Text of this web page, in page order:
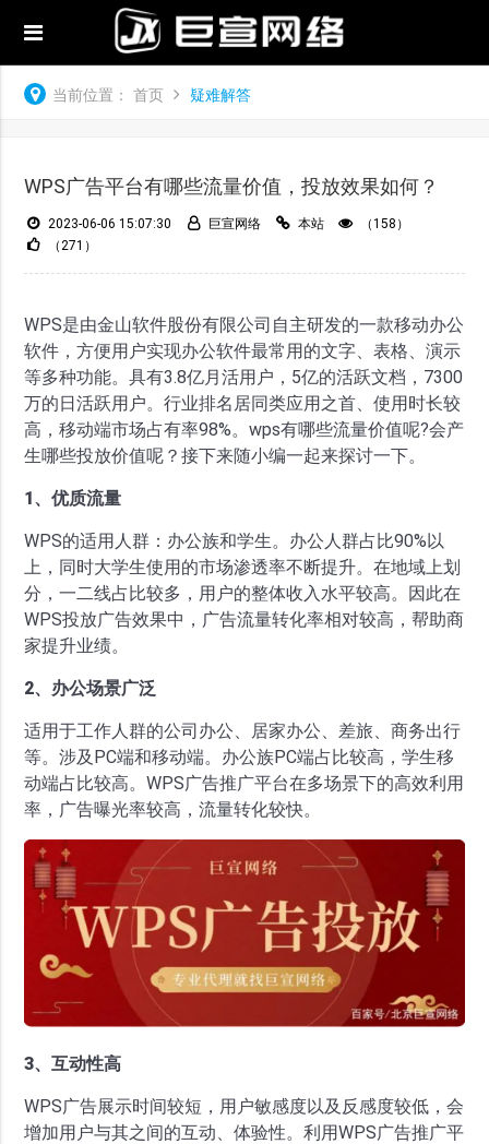
当前位置： 首页 疑难解答
WPS广告平台有哪些流量价值，投放效果如何？
2023-06-06 15:07:30 巨宣网络 本站
（158）
（271）
WPS是由金山软件股份有限公司自主研发的一款移动办公
软件，方便用户实现办公软件最常用的文字、表格、演示
等多种功能。具有3.8亿月活用户，5亿的活跃文档，7300
万的日活跃用户。行业排名居同类应用之首、使用时长较
高，移动端市场占有率98%。wps有哪些流量价值呢?会产
生哪些投放价值呢？接下来随小编一起来探讨一下。
1、优质流量
WPS的适用人群：办公族和学生。办公人群占比90%以
上，同时大学生使用的市场渗透率不断提升。在地域上划
分，一二线占比较多，用户的整体收入水平较高。因此在
WPS投放广告效果中，广告流量转化率相对较高，帮助商
家提升业绩。
2、办公场景广泛
适用于工作人群的公司办公、居家办公、差旅、商务出行
等。涉及PC端和移动端。办公族PC端占比较高，学生移
动端占比较高。WPS广告推广平台在多场景下的高效利用
率，广告曝光率较高，流量转化较快。
3、互动性高
WPS广告展示时间较短，用户敏感度以及反感度较低，会
增加用户与其之间的互动、体验性。利用WPS广告推广平